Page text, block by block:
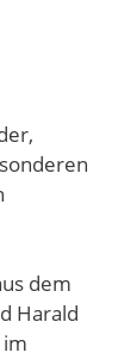
dem
Harald